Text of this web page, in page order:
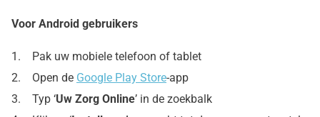
Voor Android gebruikers
1. Pak uw mobiele telefoon of tablet
2. Open de Google Play Store-app
3. Typ ‘Uw Zorg Online’ in de zoekbalk